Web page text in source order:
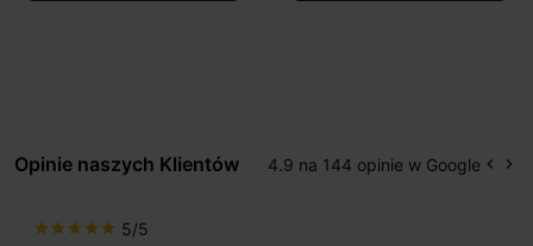
Opinie naszych Klientów 4.9 na 144 opinie w Google keyboard_arrow_left keyboard_arrow_right
star star star star star 5/5